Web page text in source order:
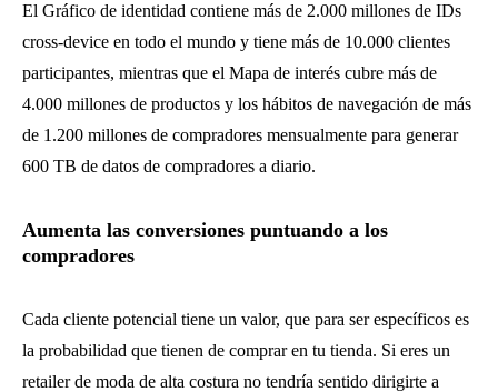
El Gráfico de identidad contiene más de 2.000 millones de IDs
cross-device en todo el mundo y tiene más de 10.000 clientes
participantes, mientras que el Mapa de interés cubre más de
4.000 millones de productos y los hábitos de navegación de más
de 1.200 millones de compradores mensualmente para generar
600 TB de datos de compradores a diario.
Aumenta las conversiones puntuando a los
compradores
Cada cliente potencial tiene un valor, que para ser específicos es
la probabilidad que tienen de comprar en tu tienda. Si eres un
retailer de moda de alta costura no tendría sentido dirigirte a